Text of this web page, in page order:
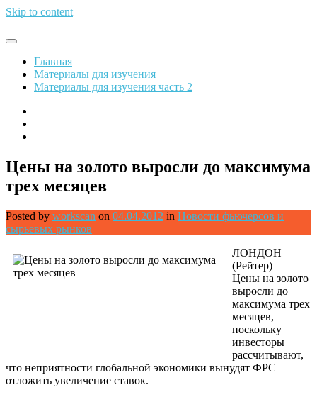
Skip to content
Обрети финансовую свободу
Главная
Материалы для изучения
Материалы для изучения часть 2
Цены на золото выросли до максимума
трех месяцев
Posted by workscan on 04.04.2012 in Новости фьючерсов и
сырьевых рынков
ЛОНДОН
(Рейтер) —
Цены на золото
выросли до
максимума трех
месяцев,
поскольку
инвесторы
рассчитывают,
что неприятности глобальной экономики вынудят ФРС
отложить увеличение ставок.